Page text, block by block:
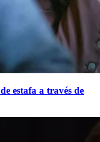
estafa a través de